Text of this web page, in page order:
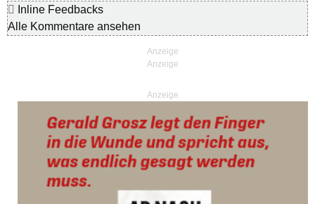
Inline Feedbacks
Alle Kommentare ansehen
Anzeige